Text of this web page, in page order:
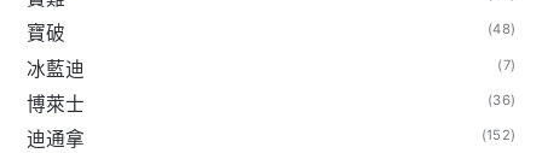
寶破 (48)
冰藍迪 (7)
博萊士 (36)
迪通拿 (152)